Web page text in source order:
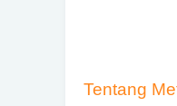
Tentang